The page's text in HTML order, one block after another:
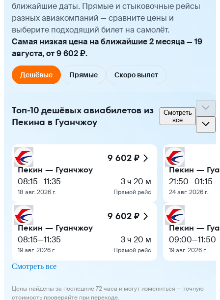
ближайшие даты. Прямые и стыковочные рейсы
разных авиакомпаний — сравните цены и
выберите подходящий билет на самолёт.
Самая низкая цена на ближайшие 2 месяца — 19
августа, от 9 602 ₽.
Дешёвые Прямые Скоро вылет
Топ-10 дешёвых авиабилетов из
Пекина в Гуанчжоу
Смотреть
все
9 602 ₽
Пекин — Гуанчжоу
08:15—11:35
18 авг. 2026 г.
3 ч 20 м
Прямой рейс
9 602 ₽
Пекин — Гуанчжоу
08:15—11:35
19 авг. 2026 г.
3 ч 20 м
Прямой рейс
Пекин —
21:50—01:15
24 авг. 2026 г.
Пекин —
09:00—11:50
19 авг. 2026 г.
Смотреть все
Цены найдены за последние 72 часа и могут измениться — точную
стоимость проверяйте при переходе.